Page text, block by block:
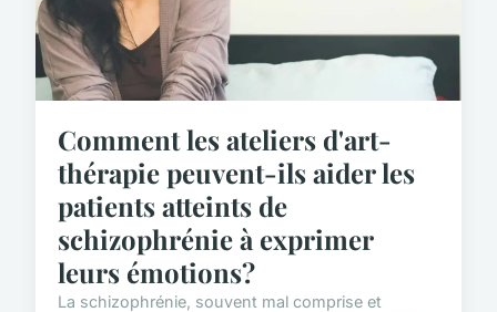
Comment les ateliers d'art-
thérapie peuvent-ils aider les
patients atteints de
schizophrénie à exprimer
leurs émotions?
La schizophrénie, souvent mal comprise et